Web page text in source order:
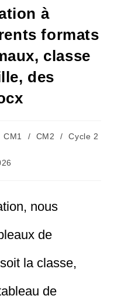
à
formats
classe
des
CM1 / CM2 /
Cycle 2
nous
de
la classe,
de